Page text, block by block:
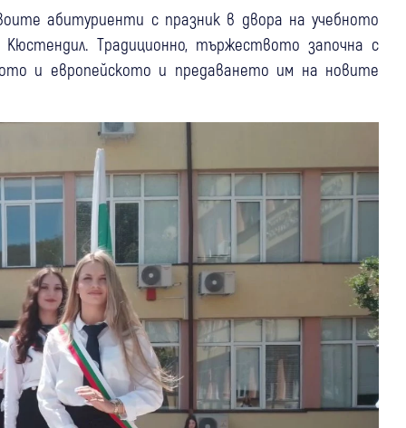
абитуриенти с празник в двора на учебното
Традиционно, тържеството започна с
и европейското и предаването им на новите